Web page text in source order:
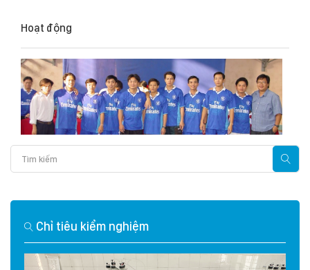
Hoạt động
Chỉ tiêu kiểm nghiệm